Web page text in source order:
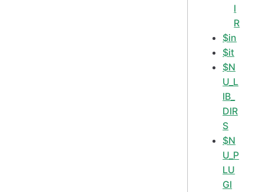
I
R
$in
$it
$N
U_L
IB_
DIR
S
$N
U_P
LU
GI